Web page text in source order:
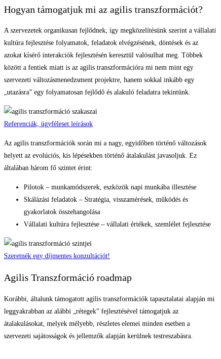
Hogyan támogatjuk mi az agilis transzformációt?
A szervezetek organikusan fejlődnek, így megközelítésünk szerint a vállalati
kultúra fejlesztése folyamatok, feladatok elvégzésének, döntések és az
azokat kísérő interakciók fejlesztésén keresztül valósulhat meg. Többek
között a fentiek miatt is az agilis transzformációra mi nem mint egy
szervezeti változásmenedzsment projektre, hanem sokkal inkább egy
„utazásra” egy folyamatosan fejlődő és alakuló feladatra tekintünk.
Referenciák, ügyféleset leírások
Az agilis transzformációk során mi a nagy, egyidőben történő változások
helyett az evolúciós, kis lépésekben történő átalakulást javasoljuk. Ez
általában három fő szintet érint:
Pilotok – munkamódszerek, eszközök napi munkába illesztése
Skálázási feladatok – Stratégia, visszamérések, működés és
gyakorlatok összehangolása
Vállalati kultúra fejlesztése – vállalati értékek, szemlélet fejlesztése
Szeretnék egy díjmentes konzultációt!
Agilis Transzformáció roadmap
Korábbi, általunk támogatott agilis transzformációk tapasztalatai alapján mi
leggyakrabban az alábbi „rétegek” fejlesztésével támogatjuk az
átalakulásokat, melyek mélyebb, részletes elemei minden esetben a
szervezeti sajátosságok és jellemzők alapján kerülnek testreszabásra.